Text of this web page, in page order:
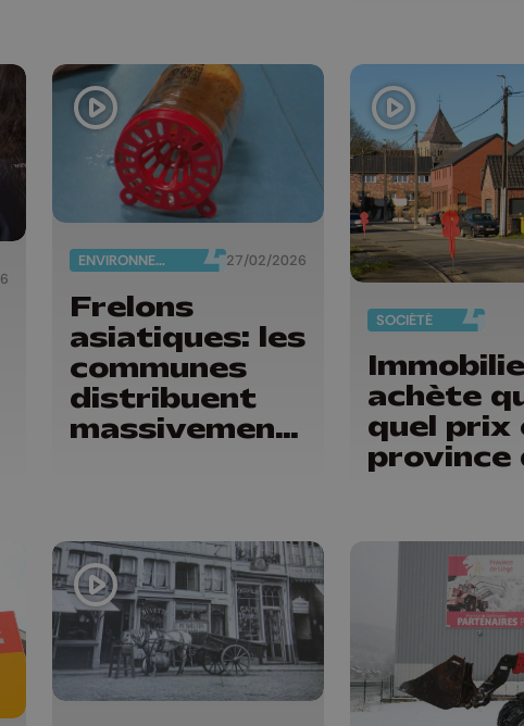
ENVIRONNEMENT 27/02/2026
Frelons
asiatiques: les
communes
distribuent
massivement
SOCIÉTÉ
achète
quel prix
province